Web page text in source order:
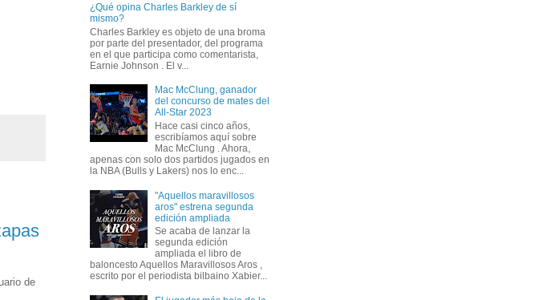
de
¿Qué opina Charles Barkley de sí
mismo?
Charles Barkley es objeto de una broma
por parte del presentador, del programa
en el que participa como comentarista,
Earnie Johnson . El v...
Mac McClung, ganador
del concurso de mates del
All-Star 2023
Hace casi cinco años,
escribíamos aquí sobre
Mac McClung . Ahora,
apenas con solo dos partidos jugados en
la NBA (Bulls y Lakers) nos lo enc...
"Aquellos maravillosos
aros" estrena segunda
edición ampliada
Se acaba de lanzar la
segunda edición
ampliada el libro de
baloncesto Aquellos Maravillosos Aros ,
escrito por el periodista bilbaino Xabier...